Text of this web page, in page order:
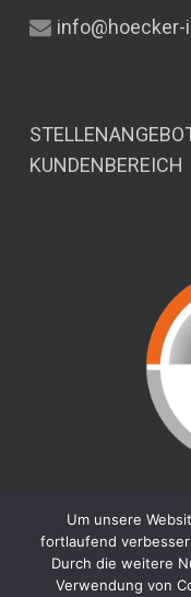
KUNDENBEREICH
Um unsere
fortlaufend
Durch die weitere
Verwendung von